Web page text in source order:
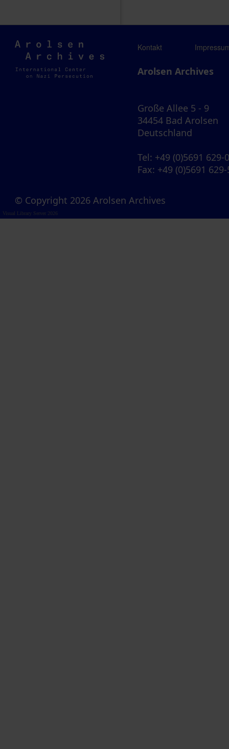
Arolsen
Archives
Kontakt
Arolsen Archives
Große Allee 5 - 9
34454 Bad Arolsen
Deutschland
Tel: +49 (0)5691 629-0
Fax: +49 (0)5691
© Copyright 2026 Arolsen Archives
Visual Library Server 2026